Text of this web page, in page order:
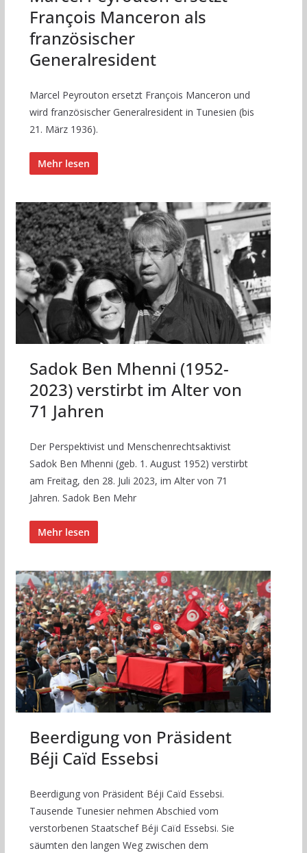
François Manceron als
französischer
Generalresident
Marcel Peyrouton ersetzt François Manceron und
wird französischer Generalresident in Tunesien (bis
21. März 1936).
Mehr lesen
Sadok Ben Mhenni (1952-
2023) verstirbt im Alter von
71 Jahren
Der Perspektivist und Menschenrechtsaktivist
Sadok Ben Mhenni (geb. 1. August 1952) verstirbt
am Freitag, den 28. Juli 2023, im Alter von 71
Jahren. Sadok Ben Mehr
Mehr lesen
Beerdigung von Präsident
Béji Caïd Essebsi
Beerdigung von Präsident Béji Caïd Essebsi.
Tausende Tunesier nehmen Abschied vom
verstorbenen Staatschef Béji Caïd Essebsi. Sie
säumten den langen Weg zwischen dem